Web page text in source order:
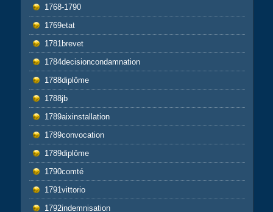
1768-1790
1769etat
1781brevet
1784decisioncondamnation
1788diplôme
1788jb
1789aixinstallation
1789convocation
1789diplôme
1790comté
1791vittorio
1792indemnisation